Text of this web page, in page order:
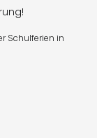
Schulferien in